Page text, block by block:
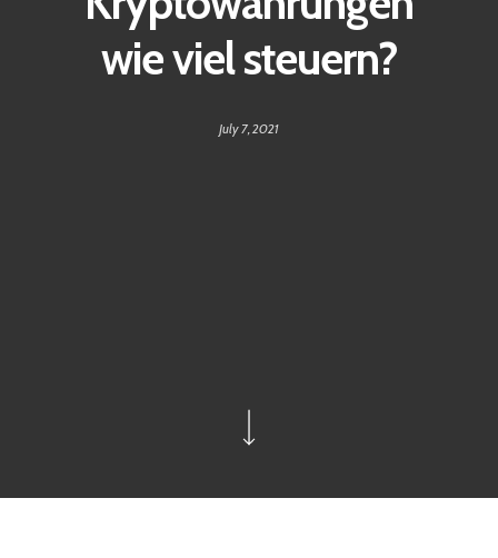
wie viel steuern?
July 7, 2021